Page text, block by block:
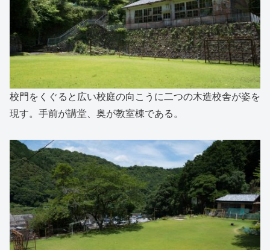
校門をくぐると広い校庭の向こうに二つの木造校舎が姿を
現す。手前が講堂、奥が教室棟である。